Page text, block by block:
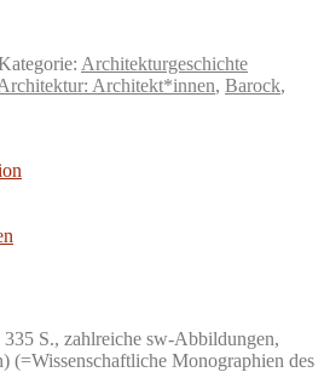
Architekturgeschichte
Architekt*innen, Barock,
S., zahlreiche sw-Abbildungen,
(=Wissenschaftliche Monographien des